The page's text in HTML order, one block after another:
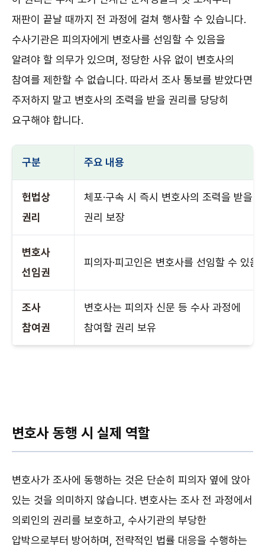
재판이 끝날 때까지 전 과정에 걸쳐 행사할 수 있습니다.
수사기관은 피의자에게 변호사를 선임할 수 있음을
알려야 할 의무가 있으며, 정당한 사유 없이 변호사의
참여를 제한할 수 없습니다. 따라서 조사 통보를 받았다면
주저하지 말고 변호사의 조력을 받을 권리를 당당히
요구해야 합니다.
구분 주요 내용
헌법상
권리
체포·구속 시 즉시 변호사의 조력을 받을
권리 보장
변호사
선임권
피의자·피고인은 변호사를 선임할 수 있음
조사
참여권
변호사는 피의자 신문 등 수사 과정에
참여할 권리 보유
변호사 동행 시 실제 역할
변호사가 조사에 동행하는 것은 단순히 피의자 옆에 앉아
있는 것을 의미하지 않습니다. 변호사는 조사 전 과정에서
의뢰인의 권리를 보호하고, 수사기관의 부당한
압박으로부터 방어하며, 전략적인 법률 대응을 수행하는